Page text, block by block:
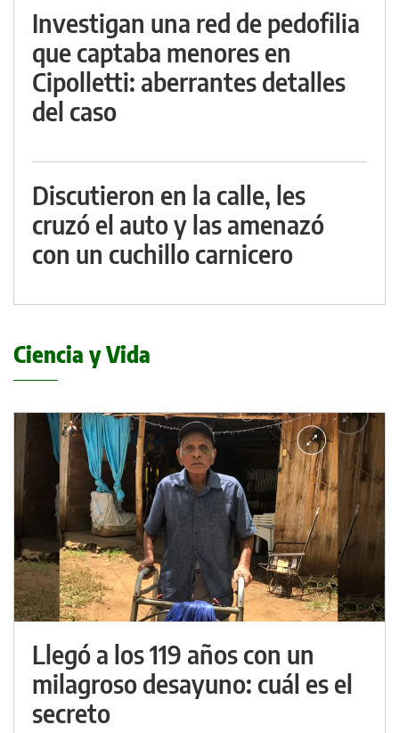
Investigan una red de pedofilia
que captaba menores en
Cipolletti: aberrantes detalles
del caso
Discutieron en la calle, les
cruzó el auto y las amenazó
con un cuchillo carnicero
Ciencia y Vida
Llegó a los 119 años con un
milagroso desayuno: cuál es el
secreto